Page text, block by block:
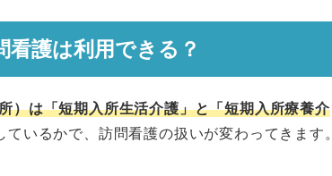
護は利用できる？
）は「短期入所生活介護」と「短期入所療養介
いるかで、訪問看護の扱いが変わってきます。